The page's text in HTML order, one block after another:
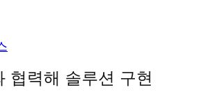
협력해 솔루션 구현